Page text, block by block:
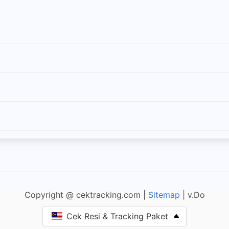
Copyright @ cektracking.com | Sitemap | v.Do
Cek Resi & Tracking Paket